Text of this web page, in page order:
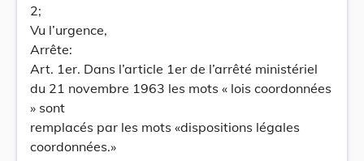
2;
Vu l’urgence,
Arrête:
Art. 1er. Dans l’article 1er de l’arrêté ministériel
du 21 novembre 1963 les mots « lois coordonnées
» sont
remplacés par les mots «dispositions légales
coordonnées.»